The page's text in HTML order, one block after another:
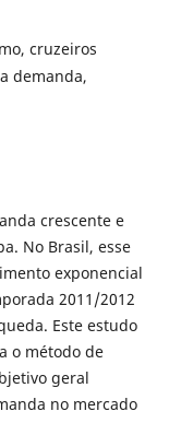
cruzeiros
demanda,
crescente e
No Brasil, esse
exponencial
2011/2012
Este estudo
o método de
geral
no mercado